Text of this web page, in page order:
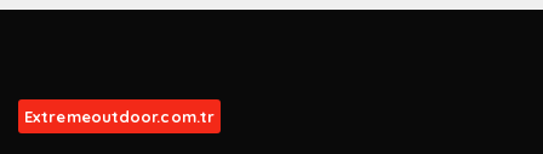
Extremeoutdoor.com.tr